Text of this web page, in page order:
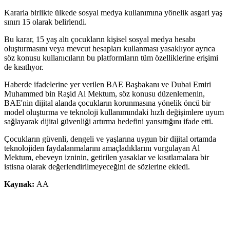
Kararla birlikte ülkede sosyal medya kullanımına yönelik asgari yaş
sınırı 15 olarak belirlendi.
Bu karar, 15 yaş altı çocukların kişisel sosyal medya hesabı
oluşturmasını veya mevcut hesapları kullanması yasaklıyor ayrıca
söz konusu kullanıcıların bu platformların tüm özelliklerine erişimi
de kısıtlıyor.
Haberde ifadelerine yer verilen BAE Başbakanı ve Dubai Emiri
Muhammed bin Raşid Al Mektum, söz konusu düzenlemenin,
BAE'nin dijital alanda çocukların korunmasına yönelik öncü bir
model oluşturma ve teknoloji kullanımındaki hızlı değişimlere uyum
sağlayarak dijital güvenliği artırma hedefini yansıttığını ifade etti.
Çocukların güvenli, dengeli ve yaşlarına uygun bir dijital ortamda
teknolojiden faydalanmalarını amaçladıklarını vurgulayan Al
Mektum, ebeveyn izninin, getirilen yasaklar ve kısıtlamalara bir
istisna olarak değerlendirilmeyeceğini de sözlerine ekledi.
Kaynak: AA